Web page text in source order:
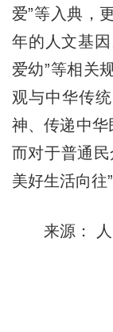
爱”等入典，
年的人文基
爱幼”等相关
观与中华传
神、传递中华
而对于普通
美好生活向往
来源： 人